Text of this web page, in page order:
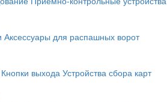
Аксессуары для распашных ворот
Кнопки выхода Устройства сбора карт